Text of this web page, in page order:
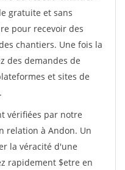
gratuite et sans
pour recevoir des
chantiers. Une fois la
des demandes de
et sites de
vérifiées par notre
relation à Andon. Un
la véracité d'une
rapidement $etre en